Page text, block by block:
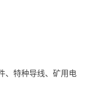
、特种导线、矿用电